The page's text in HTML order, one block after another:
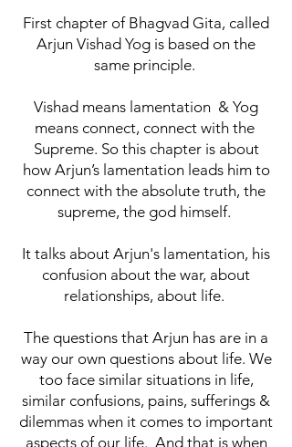
First chapter of Bhagvad Gita, called
Arjun Vishad Yog is based on the
same principle.
Vishad means lamentation & Yog
means connect, connect with the
Supreme. So this chapter is about
how Arjun’s lamentation leads him to
connect with the absolute truth, the
supreme, the god himself.
It talks about Arjun's lamentation, his
confusion about the war, about
relationships, about life.
The questions that Arjun has are in a
way our own questions about life. We
too face similar situations in life,
similar confusions, pains, sufferings &
dilemmas when it comes to important
aspects of our life. And that is when